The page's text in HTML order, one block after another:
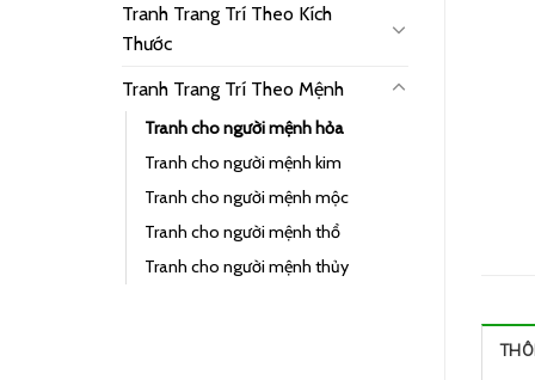
Tranh Trang Trí Theo Kích
Thước
Tranh Trang Trí Theo Mệnh
Tranh cho người mệnh hỏa
Tranh cho người mệnh kim
Tranh cho người mệnh mộc
Tranh cho người mệnh thổ
Tranh cho người mệnh thủy